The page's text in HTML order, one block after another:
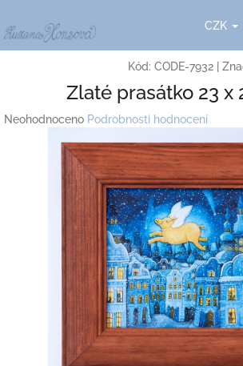
na
obsah
CZK
Kód: CODE-7932
Zlaté prasátko 23 x
Průměrné
Neohodnoceno Podrobnosti hodnocení